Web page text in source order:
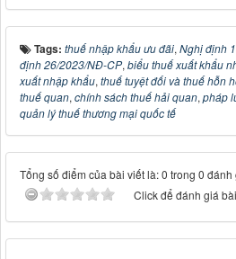
Tags: thuế nhập khẩu ưu đãi, Nghị định
định 26/2023/NĐ-CP, biểu thuế xuất khẩu
xuất nhập khẩu, thuế tuyệt đối và thuế hỗn
thuế quan, chính sách thuế hải quan, pháp
quản lý thuế thương mại quốc tế
Tổng số điểm của bài viết là: 0 trong 0 đánh
Click để đánh giá